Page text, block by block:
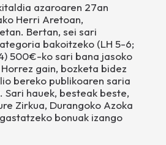
azaroaren 27an
Herri Aretoan,
Bertan, sei sari
bakoitzeko (LH 5-6;
500€-ko sari bana jasoko
gain, bozketa bidez
bereko publikoaren saria
Sari hauek, besteak beste,
Zirkua, Durangoko Azoka
bonuak izango